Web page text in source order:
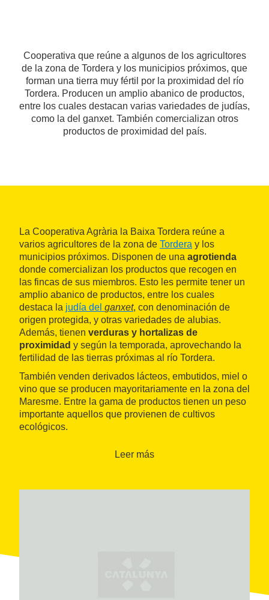
Cooperativa que reúne a algunos de los agricultores
de la zona de Tordera y los municipios próximos, que
forman una tierra muy fértil por la proximidad del río
Tordera. Producen un amplio abanico de productos,
entre los cuales destacan varias variedades de judías,
como la del ganxet. También comercializan otros
productos de proximidad del país.
La Cooperativa Agrària la Baixa Tordera reúne a
varios agricultores de la zona de Tordera y los
municipios próximos. Disponen de una agrotienda
donde comercializan los productos que recogen en
las fincas de sus miembros. Esto les permite tener un
amplio abanico de productos, entre los cuales
destaca la judía del ganxet, con denominación de
origen protegida, y otras variedades de alubias.
Además, tienen verduras y hortalizas de
proximidad y según la temporada, aprovechando la
fertilidad de las tierras próximas al río Tordera.
También venden derivados lácteos, embutidos, miel o
vino que se producen mayoritariamente en la zona del
Maresme. Entre la gama de productos tienen un peso
importante aquellos que provienen de cultivos
ecológicos.
soluciones para los profesionales del sector
Leer más